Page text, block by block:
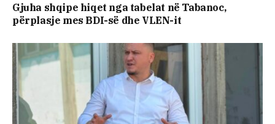
Gjuha shqipe hiqet nga tabelat në Tabanoc,
përplasje mes BDI-së dhe VLEN-it